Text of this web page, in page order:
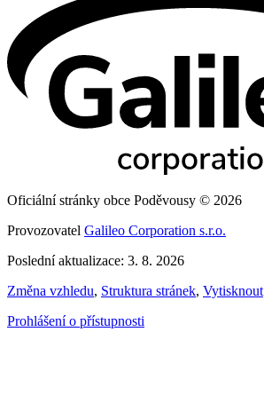
Oficiální stránky obce Poděvousy © 2026
Provozovatel Galileo Corporation s.r.o.
Poslední aktualizace: 3. 8. 2026
Změna vzhledu, Struktura stránek, Vytisknout
Prohlášení o přístupnosti